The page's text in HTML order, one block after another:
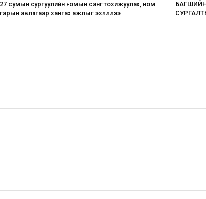
27 сумын сургуулийн номын санг тохижуулах, ном
гарын авлагаар хангах ажлыг эхлүүллээ